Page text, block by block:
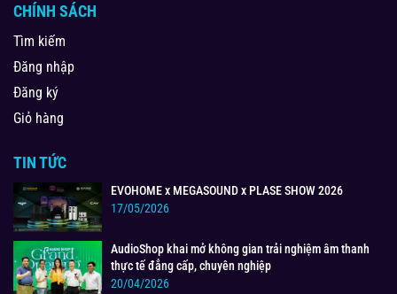
CHÍNH SÁCH
Tìm kiếm
Đăng nhập
Đăng ký
Giỏ hàng
TIN TỨC
EVOHOME x MEGASOUND x PLASE SHOW 2026
17/05/2026
AudioShop khai mở không gian trải nghiệm âm thanh
thực tế đẳng cấp, chuyên nghiệp
20/04/2026